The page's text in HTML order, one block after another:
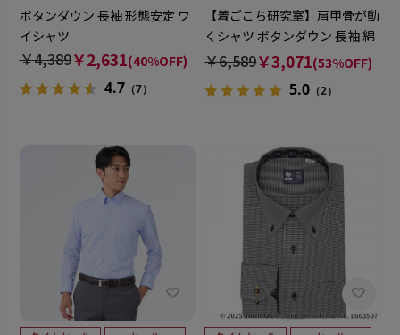
ボタンダウン 長袖 形態安定 ワ
イシャツ
￥4,389￥2,631(40%OFF)
4.7（7）
【着ごこち研究室】肩甲骨が動
くシャツ ボタンダウン 長袖 綿
100% 形態安定 ワイシャツ
￥6,589￥3,071(53%OFF)
5.0 （2）